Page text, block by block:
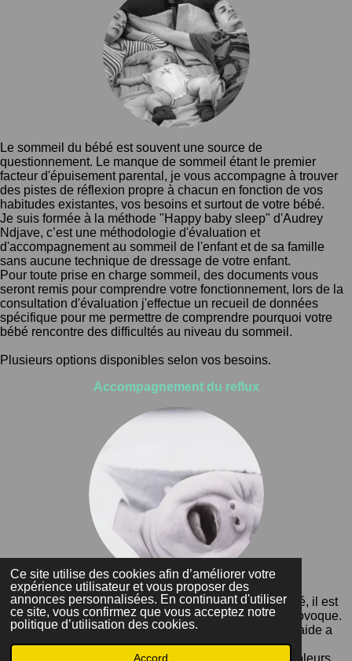
Ce site utilise des cookies afin d’améliorer votre
expérience utilisateur et vous proposer des
annonces personnalisées. En continuant d'utiliser
ce site, vous confirmez que vous acceptez notre
politique d’utilisation des cookies.
Accord
Le sommeil du bébé est souvent une source de
questionnement. Le manque de sommeil étant le premier
facteur d'épuisement parental, je vous accompagne à trouver
des pistes de réflexion propre à chacun en fonction de vos
habitudes existantes, vos besoins et surtout de votre bébé.
Je suis formée à la méthode "Happy baby sleep" d'Audrey
Ndjave, c’est une méthodologie d'évaluation et
d'accompagnement au sommeil de l'enfant et de sa famille
sans aucune technique de dressage de votre enfant.
Pour toute prise en charge sommeil, des documents vous
seront remis pour comprendre votre fonctionnement, lors de la
consultation d'évaluation j'effectue un recueil de données
spécifique pour me permettre de comprendre pourquoi votre
bébé rencontre des difficultés au niveau du sommeil.
Plusieurs options disponibles selon vos besoins.
Accompagnement du reflux
Pour une bonne prise en charge du reflux compliqué, il est
indispensable de trouver la ou les cause(s) qui le provoque.
Formée à la méthode bye-bye bébé reflux je vous aide a
comprendre vraiment ce qui gêne votre bébé.
Quand bébé a un reflux qui entraine un inconfort (pleurs